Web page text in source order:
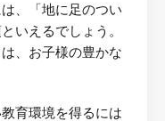
、「地に足のつい
いえるでしょう。
、お子様の豊かな
育環境を得るには